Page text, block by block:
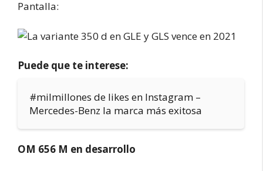
Pantalla:
Puede que te interese:
#milmillones de likes en Instagram –
Mercedes-Benz la marca más exitosa
OM 656 M en desarrollo